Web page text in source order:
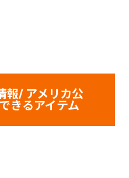
報/ アメリカ公
きるアイテム